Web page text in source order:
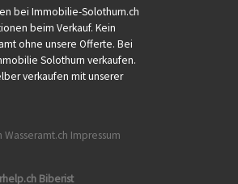
bei Immobilie-Solothurn.ch
beim Verkauf. Kein
ohne unsere Offerte. Bei
Solothurn verkaufen.
verkaufen mit unserer
Wasseramt.ch Impressum
Biberist